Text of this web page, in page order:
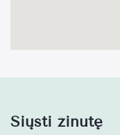
Siųsti žinutę